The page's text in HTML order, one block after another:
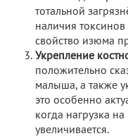
тотальной
наличия
свойство изюма
Укрепление
положительно
малыша, а также
это особенно
когда нагрузка
увеличивается.